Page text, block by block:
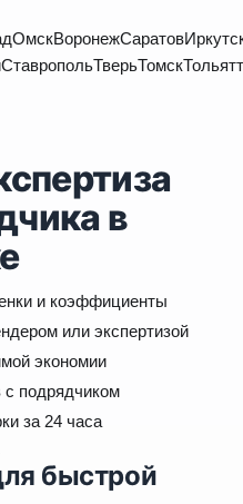
ОмскВоронежСаратов
СтавропольТверьТомск
в
и коэффициенты
или экспертизой
экономии
с подрядчиком
за 24 часа
быстрой